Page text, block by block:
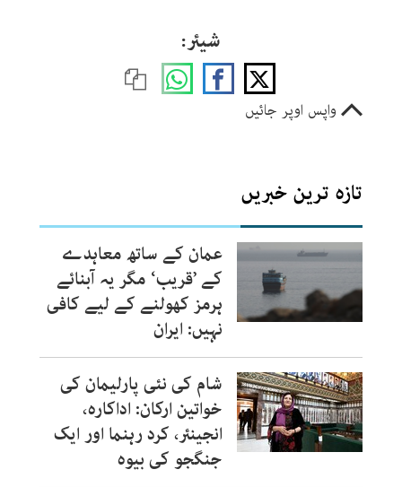
شیئر:
واپس اوپر جائیں
تازہ ترین خبریں
عمان کے ساتھ معاہدے
کے ’قریب‘ مگر یہ آبنائے
ہرمز کھولنے کے لیے کافی
نہیں: ایران
شام کی نئی پارلیمان کی
خواتین ارکان: اداکارہ،
انجینئر، کرد رہنما اور ایک
جنگجو کی بیوہ